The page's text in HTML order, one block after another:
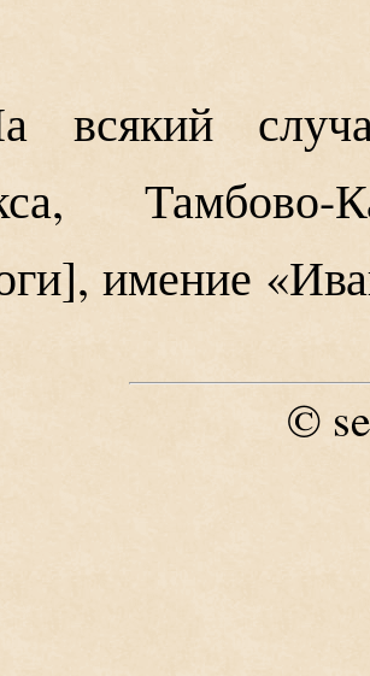
всякий
, имение
©